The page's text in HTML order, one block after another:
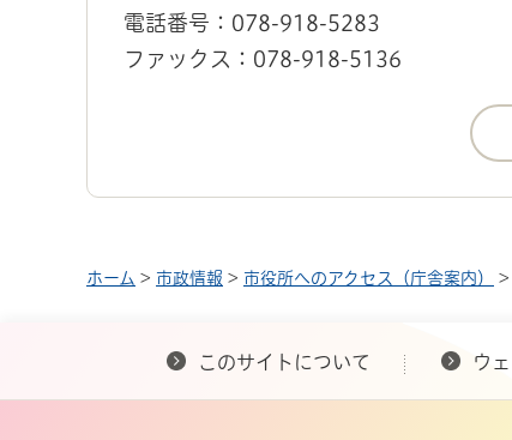
電話番号：078-918-5283
ファックス：078-918-5136
ホーム > 市政情報 > 市役所へのアクセス（庁舎案内） >
このサイトについて ウ